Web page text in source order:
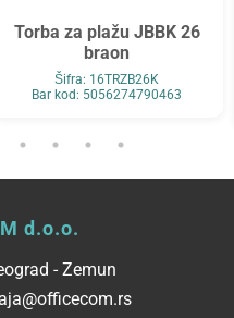
Torba za plažu JBBK 26
braon
Šifra: 16TRZB26K
Bar kod: 5056274790463
d.o.o.
- Zemun